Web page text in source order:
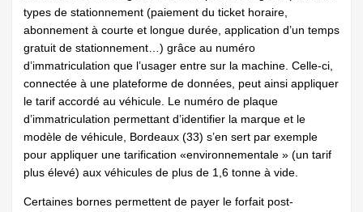
types de stationnement (paiement du ticket horaire,
abonnement à courte et longue durée, application d’un temps
gratuit de stationnement…) grâce au numéro
d’immatriculation que l’usager entre sur la machine. Celle-ci,
connectée à une plateforme de données, peut ainsi appliquer
le tarif accordé au véhicule. Le numéro de plaque
d’immatriculation permettant d’identifier la marque et le
modèle de véhicule, Bordeaux (33) s’en sert par exemple
pour appliquer une tarification «environnementale » (un tarif
plus élevé) aux véhicules de plus de 1,6 tonne à vide.
Certaines bornes permettent de payer le forfait post-